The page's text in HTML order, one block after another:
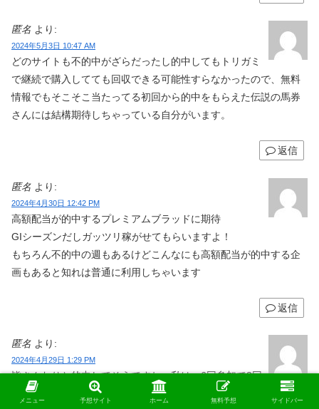
匿名 より:
2024年5月3日 10:47 AM
どのサイトも不的中がざらだったし的中してもトリガミ
で継続で購入してても回収できる可能性すらなかったので、無料
情報でもそこそこ当たってる初回から的中をもらえた伝説の馬券
さんには結構期待しちゃっている自分がいます。
返信
匿名 より:
2024年4月30日 12:42 PM
高額配当が的中するプレミアムブラッドに期待
GIシーズンだしガッツリ稼がせてもらいますよ！
もちろん不的中の週もあるけどこんなにも高額配当が的中する企
画もあると知れは普通に利用しちゃいます
返信
匿名 より:
2024年4月29日 1:29 PM
皆さんわりと的中してそうですね。私は、6回参加で3回
に1回の的中ペースです。
メニュー 予想サイト ホーム 無料予想 サイドバー